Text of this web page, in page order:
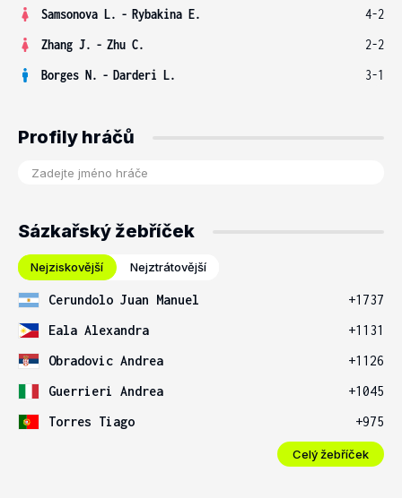
Samsonova L. - Rybakina E.
4-2
Zhang J. - Zhu C.
2-2
Borges N. - Darderi L. 3-1
Profily hráčů
Sázkařský žebříček
Nejziskovější Nejztrátovější
Cerundolo Juan Manuel
+1737
Eala Alexandra
+1131
Obradovic Andrea
+1126
Guerrieri Andrea
+1045
Torres Tiago
+975
Celý žebříček